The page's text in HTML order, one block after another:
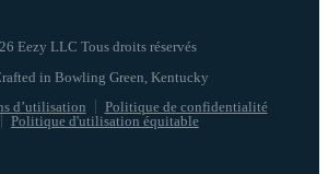
Eezy LLC Tous droits réservés
d’utilisation
Politique de confidentialité
Politique d'utilisation équitable